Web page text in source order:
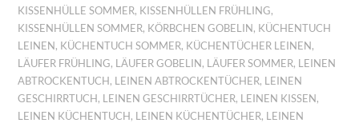
KISSENHÜLLE SOMMER, KISSENHÜLLEN FRÜHLING,
KISSENHÜLLEN SOMMER, KÖRBCHEN GOBELIN , KÜCHENTUCH
LEINEN , KÜCHENTUCH SOMMER, KÜCHENTÜCHER LEINEN ,
LÄUFER FRÜHLING, LÄUFER GOBELIN , LÄUFER SOMMER,
LEINEN
ABTROCKENTUCH , LEINEN ABTROCKENTÜCHER,
LEINEN
GESCHIRRTUCH , LEINEN GESCHIRRTÜCHER, LEINEN KISSEN ,
LEINEN KÜCHENTUCH , LEINEN KÜCHENTÜCHER,
LEINEN